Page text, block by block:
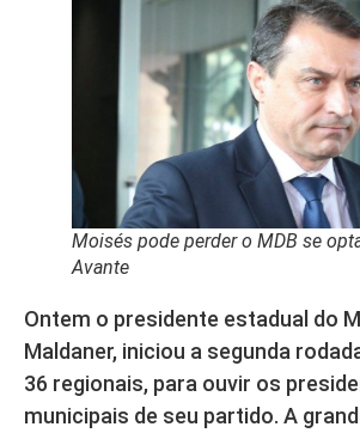
Moisés pode perder o MDB se
Avante
Ontem o presidente estadual do
Maldaner, iniciou a segunda
36 regionais, para ouvir os
municipais de seu partido. A